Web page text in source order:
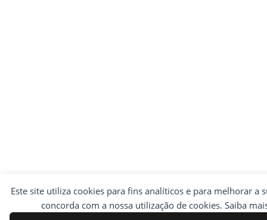
Este site utiliza cookies para fins analíticos e para melhorar a
concorda com a nossa utilização de cookies. Saiba